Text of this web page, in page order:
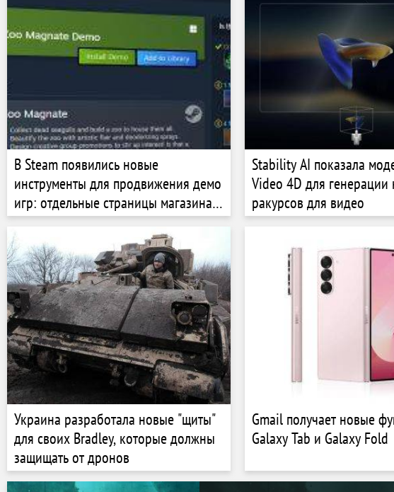
В Steam появились новые
инструменты для продвижения демо
игр: отдельные страницы магазина,
отзывы и многое другое
Stability AI показала
Video 4D для
ракурсов для видео
Украина разработала новые "щиты"
для своих Bradley, которые должны
защищать от дронов
Gmail получает новые
Galaxy Tab и Galaxy Fold